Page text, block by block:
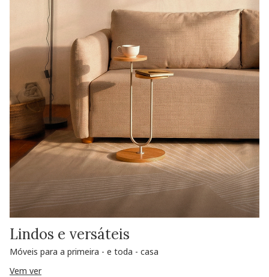
Lindos e versáteis
Móveis para a primeira - e toda - casa
Vem ver